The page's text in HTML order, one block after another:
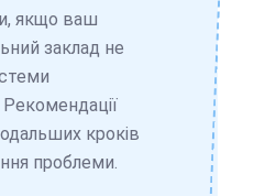
якщо ваш
заклад не
кроків
проблеми.